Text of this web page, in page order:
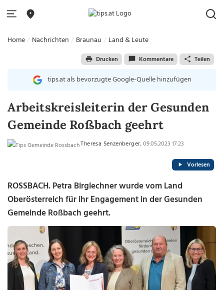
Home Nachrichten Braunau Land & Leute
Drucken Kommentare Teilen
tips.at als bevorzugte Google-Quelle hinzufügen
Arbeitskreisleiterin der Gesunden
Gemeinde Roßbach geehrt
Theresa Senzenberger, 09.05.2023 17:23
Vorlesen
ROSSBACH. Petra Birglechner wurde vom Land
Oberösterreich für ihr Engagement in der Gesunden
Gemeinde Roßbach geehrt.